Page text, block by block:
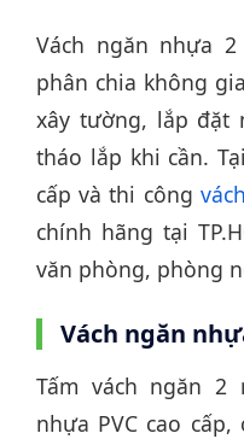
Vách ngăn nhựa
phân chia không
xây tường, lắp đặt
tháo lắp khi cần.
cấp và thi công
chính hãng tại
văn phòng, phòng
Vách ngăn
Tấm vách ngăn 2
nhựa PVC cao